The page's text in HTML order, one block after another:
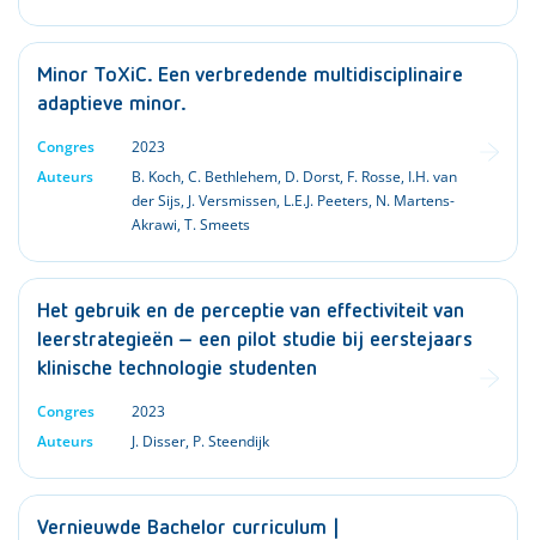
Minor ToXiC. Een verbredende multidisciplinaire
adaptieve minor.
Congres
2023
Auteurs
B. Koch,C. Bethlehem, D. Dorst, F. Rosse, I.H. van
der Sijs, J. Versmissen, L.E.J. Peeters, N. Martens-
Akrawi,T. Smeets
Het gebruik en de perceptie van effectiviteit van
leerstrategieën – een pilot studie bij eerstejaars
klinische technologie studenten
Congres
2023
Auteurs
J. Disser, P. Steendijk
Vernieuwde Bachelor curriculum |